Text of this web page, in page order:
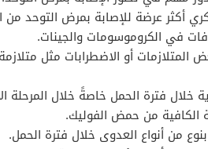
أكثر عرضة للإصابة بمرض التوحد
في الكروموسومات والجينات.
المتلازمات أو الاضطرابات مثل
خلال فترة الحمل خاصةً خلال
الكافية من حمض الفوليك.
من أنواع العدوى خلال فترة الحمل.